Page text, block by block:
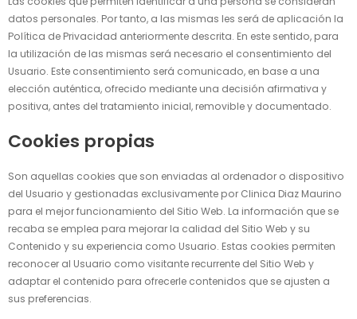
datos personales. Por tanto, a las mismas les será de aplicación la
Política de Privacidad anteriormente descrita. En este sentido, para
la utilización de las mismas será necesario el consentimiento del
Usuario. Este consentimiento será comunicado, en base a una
elección auténtica, ofrecido mediante una decisión afirmativa y
positiva, antes del tratamiento inicial, removible y documentado.
Cookies propias
Son aquellas cookies que son enviadas al ordenador o dispositivo
del Usuario y gestionadas exclusivamente por Clinica Diaz Maurino
para el mejor funcionamiento del Sitio Web. La información que se
recaba se emplea para mejorar la calidad del Sitio Web y su
Contenido y su experiencia como Usuario. Estas cookies permiten
reconocer al Usuario como visitante recurrente del Sitio Web y
adaptar el contenido para ofrecerle contenidos que se ajusten a
sus preferencias.